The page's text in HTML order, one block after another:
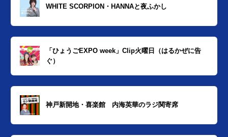
WHITE SCORPION・HANNAと夜ふかし
「ひょうごEXPO week」Clip火曜日（はるかぜに告
ぐ）
神戸新開地・喜楽館 内海英華のラジ関寄席